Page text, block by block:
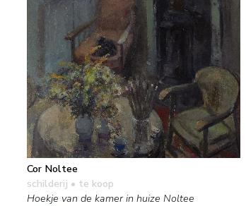
Cor Noltee
schilderij • te koop
Hoekje van de kamer in huize Noltee